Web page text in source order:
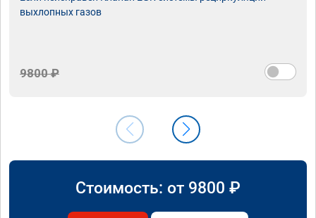
выхлопных газов
9800 ₽
Стоимость: от 9800 ₽